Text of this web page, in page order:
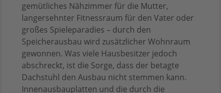
gemütliches Nähzimmer für die Mutter,
langersehnter Fitnessraum für den Vater oder
großes Spieleparadies – durch den
Speicherausbau wird zusätzlicher Wohnraum
gewonnen. Was viele Hausbesitzer jedoch
abschreckt, ist die Sorge, dass der betagte
Dachstuhl den Ausbau nicht stemmen kann.
Innenausbauplatten und die durch die